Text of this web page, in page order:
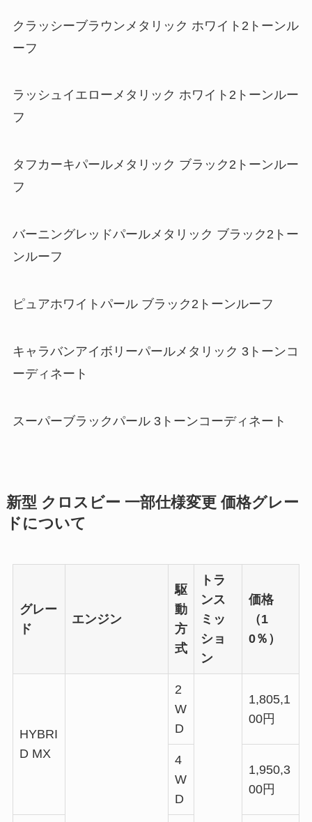
クラッシーブラウンメタリック ホワイト2トーンル
ーフ
ラッシュイエローメタリック ホワイト2トーンルー
フ
タフカーキパールメタリック ブラック2トーンルー
フ
バーニングレッドパールメタリック ブラック2トー
ンルーフ
ピュアホワイトパール ブラック2トーンルーフ
キャラバンアイボリーパールメタリック 3トーンコ
ーディネート
スーパーブラックパール 3トーンコーディネート
新型 クロスビー 一部仕様変更 価格グレー
ドについて
グレー
ド
エンジン
駆
動
方
式
トラ
ンス
ミッ
ショ
ン
価格
（1
0％）
HYBRI
D MX
2
W
D
1,805,1
00円
4
W
D
1,950,3
00円